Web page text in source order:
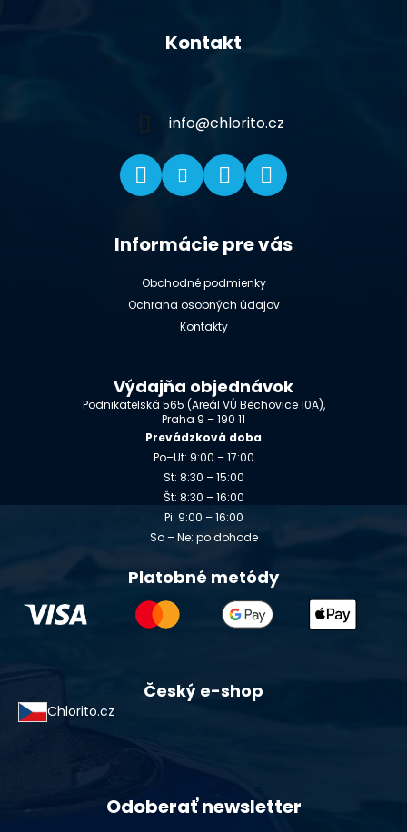
Kontakt
info@chlorito.cz
Informácie pre vás
Obchodné podmienky
Ochrana osobných údajov
Kontakty
Výdajňa objednávok
Podnikatelská 565 (Areál VÚ Běchovice 10A),
Praha 9 – 190 11
Prevádzková doba
Po–Ut: 9:00 – 17:00
St: 8:30 – 15:00
Št: 8:30 – 16:00
Pi: 9:00 – 16:00
So – Ne: po dohode
Platobné metódy
Český e-shop
Chlorito.cz
Odoberať newsletter